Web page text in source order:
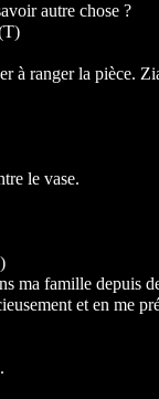
autre chose ?
à ranger la pièce.
le vase.
ma famille depuis
et en me